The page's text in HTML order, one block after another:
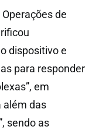
de
dispositivo e
para responder
em
além das
sendo as